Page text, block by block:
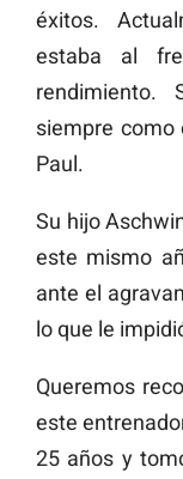
éxitos.
estaba al
rendimiento.
siempre como
Paul.
Su hijo
este mismo
ante el
lo que le
Queremos
este
25 años y